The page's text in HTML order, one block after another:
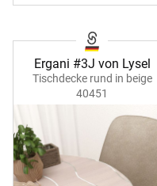
Ergani #3J von Lysel
Tischdecke rund in beige
40451